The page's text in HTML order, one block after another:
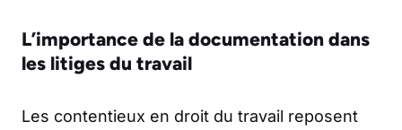
L’importance de la documentation dans
les litiges du travail
Les contentieux en droit du travail reposent